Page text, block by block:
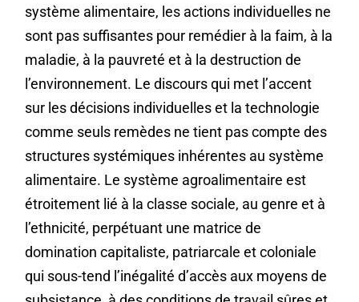
système alimentaire, les actions individuelles ne
sont pas suffisantes pour remédier à la faim, à la
maladie, à la pauvreté et à la destruction de
l’environnement. Le discours qui met l’accent
sur les décisions individuelles et la technologie
comme seuls remèdes ne tient pas compte des
structures systémiques inhérentes au système
alimentaire. Le système agroalimentaire est
étroitement lié à la classe sociale, au genre et à
l’ethnicité, perpétuant une matrice de
domination capitaliste, patriarcale et coloniale
qui sous-tend l’inégalité d’accès aux moyens de